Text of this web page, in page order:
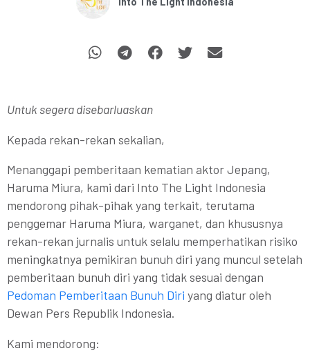
Untuk segera disebarluaskan
Kepada rekan-rekan sekalian,
Menanggapi pemberitaan kematian aktor Jepang,
Haruma Miura, kami dari Into The Light Indonesia
mendorong pihak-pihak yang terkait, terutama
penggemar Haruma Miura, warganet, dan khususnya
rekan-rekan jurnalis untuk selalu memperhatikan risiko
meningkatnya pemikiran bunuh diri yang muncul setelah
pemberitaan bunuh diri yang tidak sesuai dengan
Pedoman Pemberitaan Bunuh Diri yang diatur oleh
Dewan Pers Republik Indonesia.
Kami mendorong: